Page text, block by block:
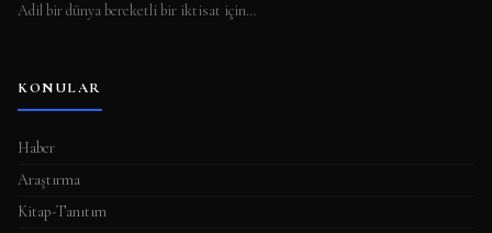
Adil bir dünya bereketli bir iktisat için…
KONULAR
Haber
Araştırma
Kitap-Tanıtım